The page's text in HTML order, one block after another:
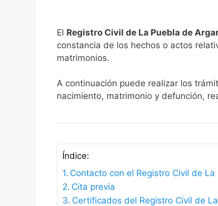
El Registro Civil de La Puebla de
constancia de los hechos o actos
matrimonios.
A continuación puede realizar los
nacimiento, matrimonio y defunción,
Índice:
Contacto con el Registro Civil de
Cita previa
Certificados del Registro Civil de